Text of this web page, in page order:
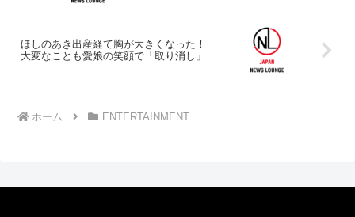
ほしのあき出産経て胸が大きくなった！
大変なことも愛娘の笑顔で「取り消し」
ホーム ENTERTAINMENT